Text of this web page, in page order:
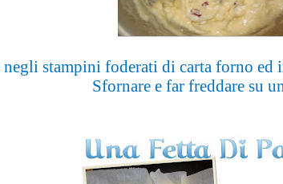
negli stampini foderati di carta forno ed
Sfornare e far freddare su